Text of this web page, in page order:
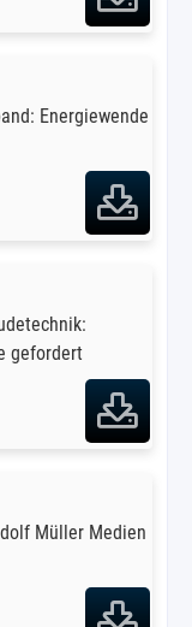
Energiewende
gefordert
Müller Medien